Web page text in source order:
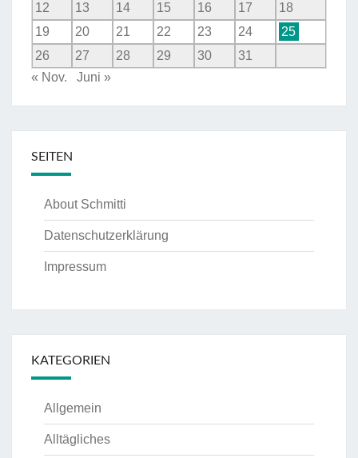
12
13 14 15 16 17
18
19
20 21 22 23 24
25
26
27 28 29 30
31
« Nov.
Juni »
SEITEN
About Schmitti
Datenschutzerklärung
Impressum
KATEGORIEN
Allgemein
Alltägliches